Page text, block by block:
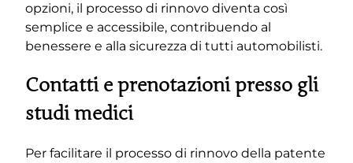
opzioni, il processo di rinnovo diventa così
semplice e accessibile, contribuendo al
benessere e alla sicurezza di tutti automobilisti.
Contatti e prenotazioni presso gli
studi medici
Per facilitare il processo di rinnovo della patente